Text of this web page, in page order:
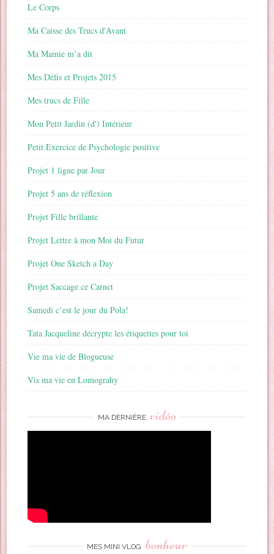
Le Corps
Ma Caisse des Trucs d'Avant
Ma Mamie m’a dit
Mes Défis et Projets 2015
Mes trucs de Fille
Mon Petit Jardin (d') Intérieur
Petit Exercice de Psychologie positive
Projet 1 ligne par Jour
Projet 5 ans de réflexion
Projet Fille brillante
Projet Lettre à mon Moi du Futur
Projet One Sketch a Day
Projet Saccage ce Carnet
Samedi c’est le jour du Pola!
Tata Jacqueline décrypte les étiquettes pour toi
Vie ma vie de Blogueuse
Vis ma vie en Lomograhy
MA DERNIÈRE vidéo
MES MINI VLOG bonheur